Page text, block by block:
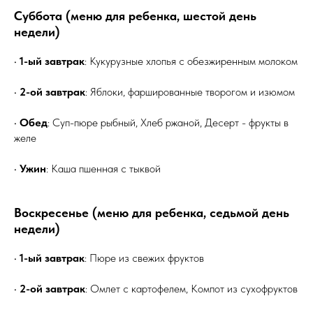
Суббота (меню для ребенка, шестой день
недели)
• 1-ый завтрак: Кукурузные хлопья с обезжиренным молоком
• 2-ой завтрак: Яблоки, фаршированные творогом и изюмом
• Обед: Суп-пюре рыбный, Хлеб ржаной, Десерт - фрукты в
желе
• Ужин: Каша пшенная с тыквой
Воскресенье (меню для ребенка, седьмой день
недели)
• 1-ый завтрак: Пюре из свежих фруктов
• 2-ой завтрак: Омлет с картофелем, Компот из сухофруктов